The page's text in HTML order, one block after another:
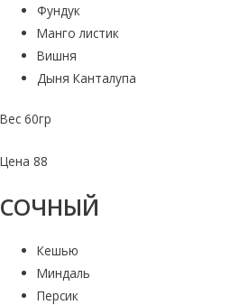
Фундук
Манго листик
Вишня
Дыня Канталупа
Вес 60гр
Цена 88
СОЧНЫЙ
Кешью
Миндаль
Персик